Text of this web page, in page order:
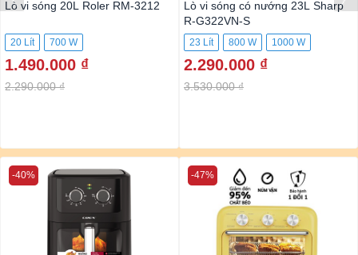
Lò vi sóng 20L Roler RM-3212
20 Lít 700 W
1.490.000 ₫
2.290.000 ₫
Lò vi sóng có nướng 23L Sharp
R-G322VN-S
23 Lít 800 W 1000 W
2.290.000 ₫
3.530.000 ₫
-40% -47%